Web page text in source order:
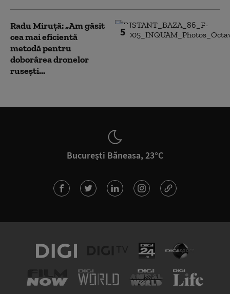
5
Radu Miruță: „Am găsit
cea mai eficientă
metodă pentru
doborârea dronelor
rusești...
București Băneasa, 23°C